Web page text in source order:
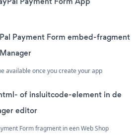
Payment Form embed-fragment
available once you create your app
of insluitcode-element in de
editor
Form fragment in een Web Shop